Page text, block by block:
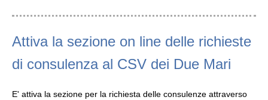
Attiva la sezione on line delle richieste
di consulenza al CSV dei Due Mari
E' attiva la sezione per la richiesta delle consulenze attraverso